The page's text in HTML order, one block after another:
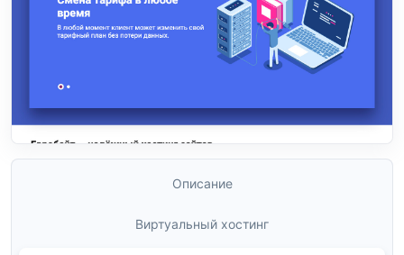
Описание
Виртуальный хостинг